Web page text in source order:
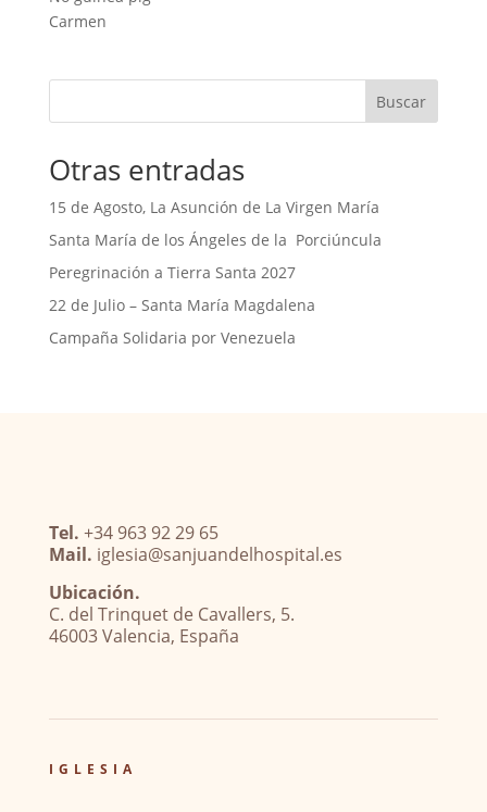
Carmen
Buscar
Otras entradas
15 de Agosto, La Asunción de La Virgen María
Santa María de los Ángeles de la Porciúncula
Peregrinación a Tierra Santa 2027
22 de Julio – Santa María Magdalena
Campaña Solidaria por Venezuela
Tel. +34 963 92 29 65
Mail. iglesia@sanjuandelhospital.es
Ubicación.
C. del Trinquet de Cavallers, 5.
46003 Valencia, España
IGLESIA